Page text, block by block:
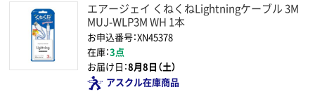
エアージェイ くねくねLightningケーブル 3M
MUJ-WLP3M WH 1本
お申込番号：XN45378
在庫：3点
お届け日：8月8日（土）
アスクル在庫商品